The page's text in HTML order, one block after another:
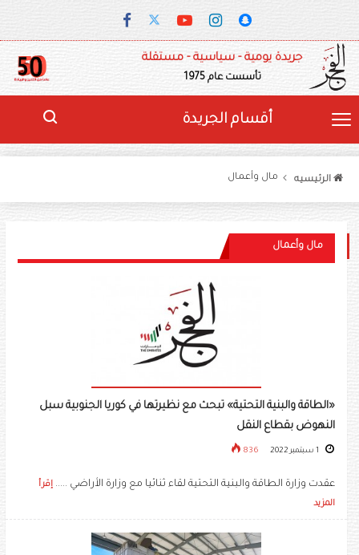
جريدة يومية - سياسية - مستقلة
تأسست عام 1975
أقسام الجريدة
الرئيسيه مال وأعمال
مال وأعمال
«الطاقة والبنية التحتية» تبحث مع نظيرتها في كوريا الجنوبية سبل
النهوض بقطاع النقل
836
عقدت وزارة الطاقة والبنية التحتية لقاء ثنائيا مع وزارة الأراضي ..... إقرأ
المزيد